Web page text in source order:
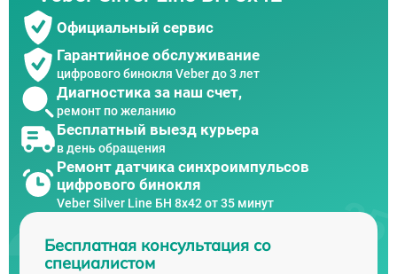
Официальный сервис
Гарантийное обслуживание
цифрового бинокля Veber до 3 лет
Диагностика за наш счет,
ремонт по желанию
Бесплатный выезд курьера
в день обращения
Ремонт датчика синхроимпульсов
цифрового бинокля
Veber Silver Line БН 8x42 от 35 минут
Бесплатная консультация со
специалистом